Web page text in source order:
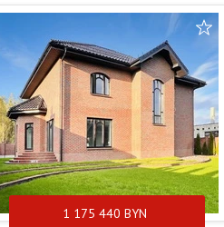
1 175 440 BYN